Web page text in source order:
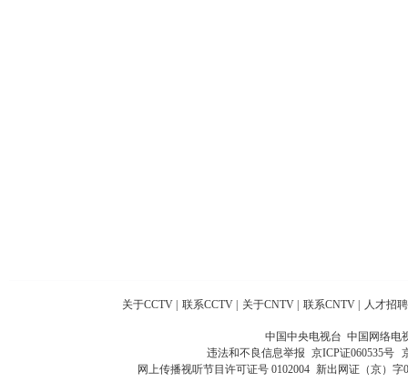
关于CCTV 联系CCTV 关于CNTV 联系CNTV 人才招聘
中国中央电视台 中国网络电
违法和不良信息举报 京ICP证060535号
网上传播视听节目许可证号 0102004 新出网证（京）